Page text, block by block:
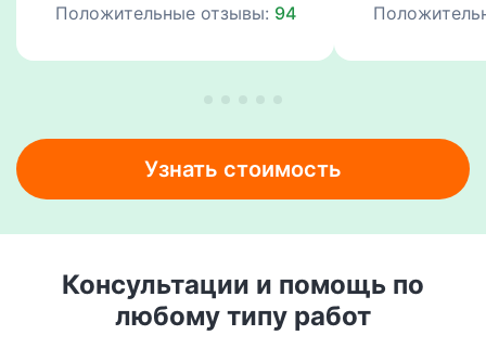
Положительные отзывы: 94
Узнать стоимость
Консультации и помощь по
любому типу работ